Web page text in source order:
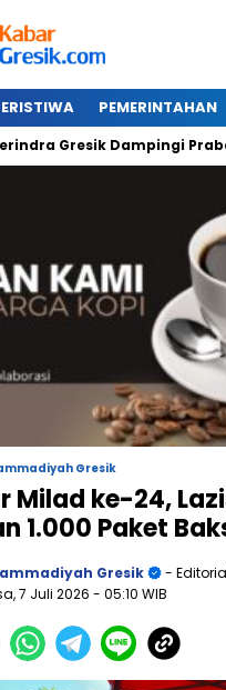
PEMERINTAHAN
Gresik Dampingi Prabowo
Gresik
Milad ke-24,
1.000 Paket
Gresik
-
7 Juli 2026 - 05:10 WIB